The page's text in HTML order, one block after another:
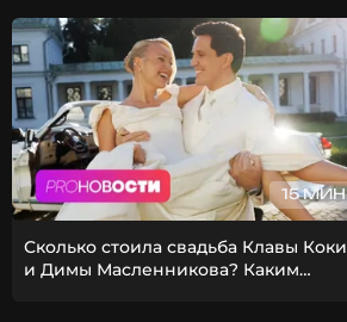
15 МИН
Сколько стоила свадьба Клавы Коки
и Димы Масленникова? Каким